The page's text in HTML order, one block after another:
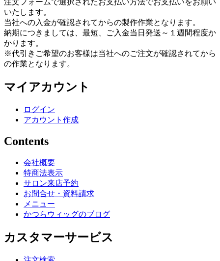
いたします。
当社への入金が確認されてからの製作作業となります。
納期につきましては、最短、ご入金当日発送～１週間程度か
かります。
※代引きご希望のお客様は当社へのご注文が確認されてから
の作業となります。
マイアカウント
ログイン
アカウント作成
Contents
会社概要
特商法表示
サロン来店予約
お問合せ・資料請求
メニュー
かつらウィッグのブログ
カスタマーサービス